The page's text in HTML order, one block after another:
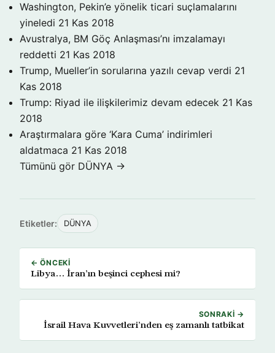
Washington, Pekin’e yönelik ticari suçlamalarını
yineledi 21 Kas 2018
Avustralya, BM Göç Anlaşması’nı imzalamayı
reddetti 21 Kas 2018
Trump, Mueller’in sorularına yazılı cevap verdi 21
Kas 2018
Trump: Riyad ile ilişkilerimiz devam edecek 21 Kas
2018
Araştırmalara göre ‘Kara Cuma’ indirimleri
aldatmaca 21 Kas 2018
Tümünü gör DÜNYA →
Etiketler: DÜNYA
← ÖNCEKI
Libya… İran’ın beşinci cephesi mi?
SONRAKI →
İsrail Hava Kuvvetleri’nden eş zamanlı tatbikat